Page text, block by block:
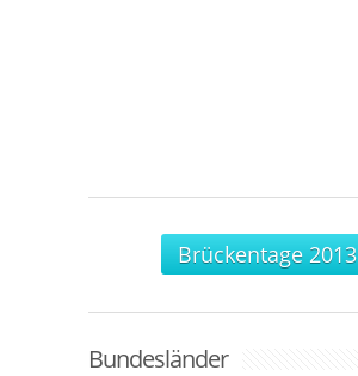
Brückentage 2013
Bundesländer